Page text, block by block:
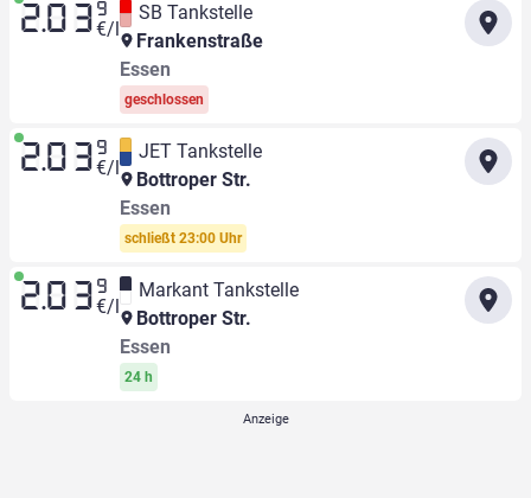
2.03 9
€/l
SB Tankstelle
Frankenstraße
Essen
geschlossen
2.03 9
€/l
JET Tankstelle
Bottroper Str.
Essen
schließt 23:00 Uhr
2.03 9
€/l
Markant Tankstelle
Bottroper Str.
Essen
24 h